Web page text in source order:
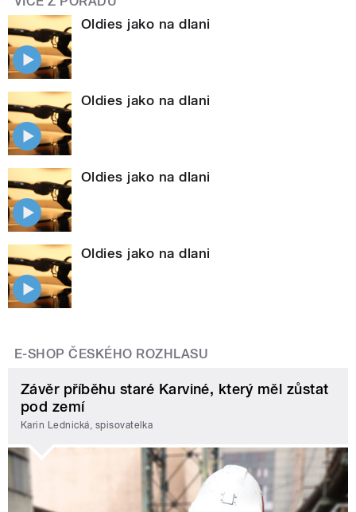
Oldies jako na dlani
Oldies jako na dlani
Oldies jako na dlani
Oldies jako na dlani
E-SHOP ČESKÉHO ROZHLASU
Závěr příběhu staré Karviné, který měl zůstat
pod zemí
Karin Lednická, spisovatelka